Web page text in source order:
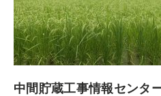
中間貯蔵工事情報センタ